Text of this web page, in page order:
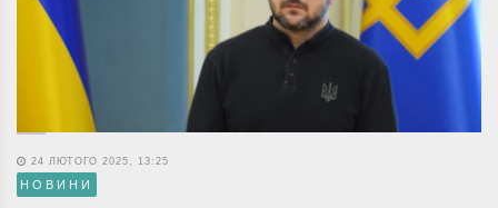
24 ЛЮТОГО 2025, 13:25
НОВИНИ